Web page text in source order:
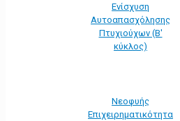
Ενίσχυση
Αυτοαπασχόλησης
Πτυχιούχων (Β'
κύκλος)
Νεοφυής
Επιχειρηματικότητα